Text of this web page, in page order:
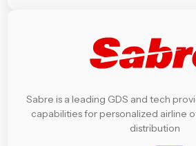
Sabre is a leading GDS and tech
capabilities for personalized airline
distribution